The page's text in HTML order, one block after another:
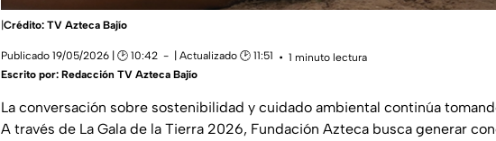
Crédito: TV Azteca Bajío
Publicado 19/05/2026 | 🕑 10:42 | Actualizado 🕑 11:51
1 minuto lectura
Escrito por: Redacción TV Azteca Bajío
La conversación sobre sostenibilidad y cuidado ambiental continúa
A través de La Gala de la Tierra 2026, Fundación Azteca busca generar